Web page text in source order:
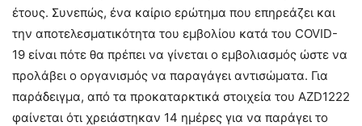
έτους. Συνεπώς, ένα καίριο ερώτημα που επηρεάζει και
την αποτελεσματικότητα του εμβολίου κατά του COVID-
19 είναι πότε θα πρέπει να γίνεται ο εμβολιασμός ώστε να
προλάβει ο οργανισμός να παραγάγει αντισώματα. Για
παράδειγμα, από τα προκαταρκτικά στοιχεία του AZD1222
φαίνεται ότι χρειάστηκαν 14 ημέρες για να παράγει το